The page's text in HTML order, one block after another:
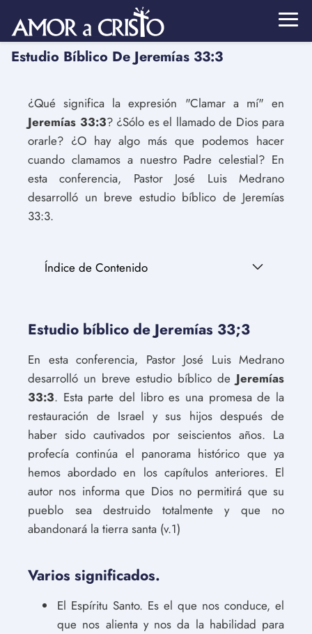
Estudio Bíblico De Jeremías 33:3
¿Qué significa la expresión "Clamar a mí" en
Jeremías 33:3? ¿Sólo es el llamado de Dios para
orarle? ¿O hay algo más que podemos hacer
cuando clamamos a nuestro Padre celestial? En
esta conferencia, Pastor José Luis Medrano
desarrolló un breve estudio bíblico de Jeremías
33:3.
Índice de Contenido
Estudio bíblico de Jeremías 33;3
En esta conferencia, Pastor José Luis Medrano
desarrolló un breve estudio bíblico de Jeremías
33:3. Esta parte del libro es una promesa de la
restauración de Israel y sus hijos después de
haber sido cautivados por seiscientos años. La
profecía continúa el panorama histórico que ya
hemos abordado en los capítulos anteriores. El
autor nos informa que Dios no permitirá que su
pueblo sea destruido totalmente y que no
abandonará la tierra santa (v.1)
Varios significados.
El Espíritu Santo. Es el que nos conduce, el
que nos alienta y nos da la habilidad para